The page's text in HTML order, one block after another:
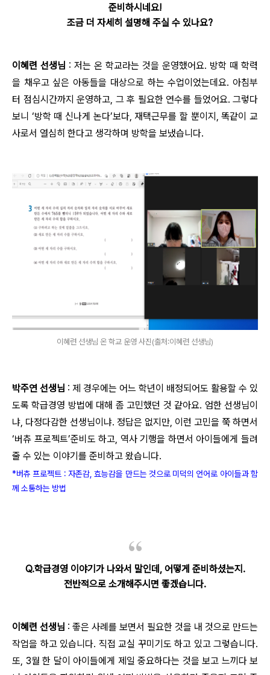
준비하시네요!
조금 더 자세히 설명해 주실 수 있나요?
이혜련 선생님 : 저는 온 학교라는 것을 운영했어요. 방학 때 학력
을 채우고 싶은 아동들을 대상으로 하는 수업이었는데요. 아침부
터 점심시간까지 운영하고, 그 후 필요한 연수를 들었어요. 그렇다
보니 ‘방학 때 신나게 논다’보다, 재택근무를 할 뿐이지, 똑같이 교
사로서 열심히 한다고 생각하며 방학을 보냈습니다.
이혜련 선생님 온 학교 운영 사진(출처:이혜련 선생님)
박주연 선생님 : 제 경우에는 어느 학년이 배정되어도 활용할 수 있
도록 학급경영 방법에 대해 좀 고민했던 것 같아요. 엄한 선생님이
냐, 다정다감한 선생님이냐. 정답은 없지만, 이런 고민을 쭉 하면서
‘버츄 프로젝트’준비도 하고, 역사 기행을 하면서 아이들에게 들려
줄 수 있는 이야기를 준비하고 왔습니다.
*버츄 프로젝트 : 자존감, 효능감을 만드는 것으로 미덕의 언어로 아이들과 함
께 소통하는 방법
Q.학급경영 이야기가 나와서 말인데, 어떻게 준비하셨는지.
전반적으로 소개해주시면 좋겠습니다.
이혜련 선생님 : 좋은 사례를 보면서 필요한 것을 내 것으로 만드는
작업을 하고 있습니다. 직접 교실 꾸미기도 하고 있고 그렇습니다.
또, 3월 한 달이 아이들에게 제일 중요하다는 것을 보고 느끼다 보